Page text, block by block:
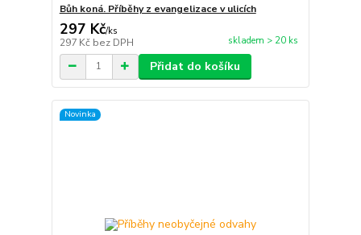
Bůh koná. Příběhy z evangelizace v ulicích
297 Kč/ks
297 Kč bez DPH skladem > 20 ks
Přidat do košíku
Novinka